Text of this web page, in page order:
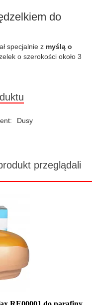
do
specjalnie z myślą o
o szerokości około 3
Dusy
przeglądali